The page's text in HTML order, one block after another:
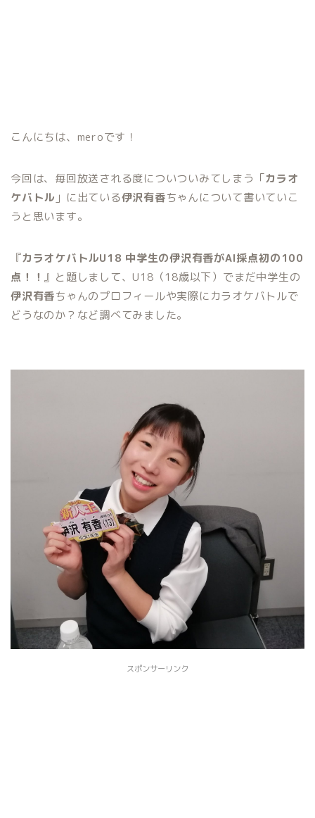
こんにちは、meroです！
今回は、毎回放送される度についついみてしまう「カラオ
ケバトル 」に出ている伊沢有香ちゃんについて書いていこ
うと思います。
『カラオケバトルU18 中学生の伊沢有香がAI採点初の100
点！！ 』と題しまして、U18（18歳以下）でまだ中学生の
伊沢有香ちゃんのプロフィールや実際にカラオケバトルで
どうなのか？など調べてみました。
スポンサーリンク